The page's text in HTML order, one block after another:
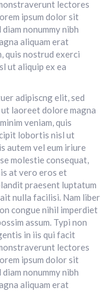
lectores
ipsum dolor sit
nonummy nibh
aliquam erat
quis nostrud exerci
ut aliquip ex ea
adipiscng elit, sed
laoreet dolore magna
veniam, quis
lobortis nisl ut
autem vel eum iriure
molestie consequat,
at vero eros et
praesent luptatum
nulla facilisi. Nam liber
congue nihil imperdiet
assum. Typi non
in iis qui facit
lectores
ipsum dolor sit
nonummy nibh
aliquam erat